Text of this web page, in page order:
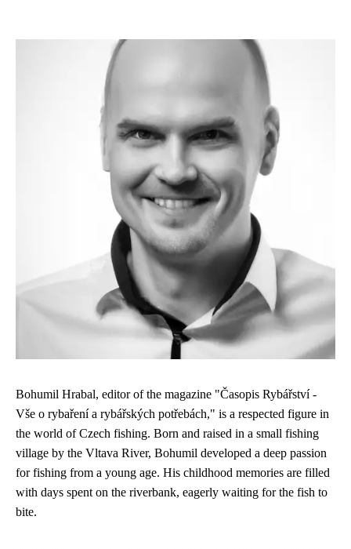
Bohumil Hrabal, editor of the magazine "Časopis Rybářství -
Vše o rybaření a rybářských potřebách," is a respected figure in
the world of Czech fishing. Born and raised in a small fishing
village by the Vltava River, Bohumil developed a deep passion
for fishing from a young age. His childhood memories are filled
with days spent on the riverbank, eagerly waiting for the fish to
bite.